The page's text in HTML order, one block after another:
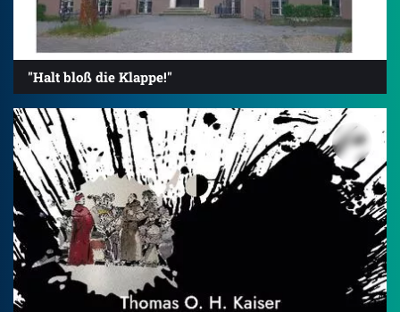
"Halt bloß die Klappe!"